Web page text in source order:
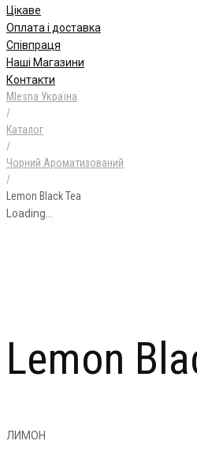
Цікаве
Оплата і доставка
Співпраця
Наші Магазини
Контакти
Mlesna Україна
/
Каталог
/
Чорний Ароматизований
/
Lemon Black Tea
Loading...
Lemon
ЛИМОН